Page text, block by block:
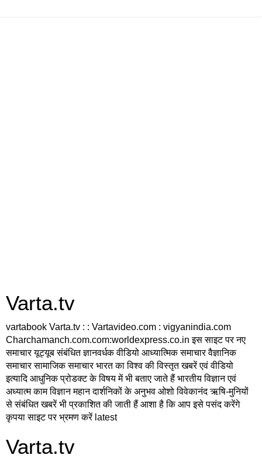
Varta.tv
vartabook Varta.tv : : Vartavideo.com : vigyanindia.com
Charchamanch.com.com:worldexpress.co.in इस साइट पर नए
समाचार यूट्यूब संबंधित ज्ञानवर्धक वीडियो आध्यात्मिक समाचार वैज्ञानिक
समाचार सामाजिक समाचार भारत का विश्व की विस्तृत खबरें एवं वीडियो
इत्यादि आधुनिक प्रोडक्ट के विषय में भी बताए जाते हैं भारतीय विज्ञान एवं
अध्यात्म काम विज्ञान महान दार्शनिकों के अनुभव ओशो विवेकानंद ऋषि-मुनियों
से संबंधित खबरें भी प्रकाशित की जाती हैं आशा है कि आप इसे पसंद करेंगे
कृपया साइट पर भ्रमण करें latest
Varta.tv